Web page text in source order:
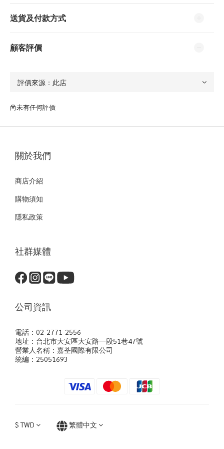
送貨及付款方式
顧客評價
尚未有任何評價
關於我們
商店介紹
購物須知
隱私政策
社群媒體
公司資訊
電話：02-2771-2556
地址：台北市大安區大安路一段51巷47號
營業人名稱：嘉荃國際有限公司
統編：25051693
$ TWD 繁體中文